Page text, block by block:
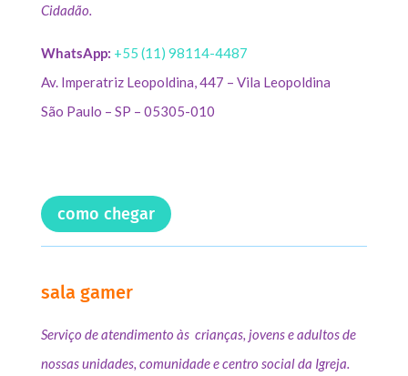
Cidadão.
WhatsApp: +55 (11) 98114-4487
Av. Imperatriz Leopoldina, 447 – Vila Leopoldina
São Paulo – SP – 05305-010
como chegar
sala gamer
Serviço de atendimento às crianças, jovens e adultos de
nossas unidades, comunidade e centro social da Igreja.